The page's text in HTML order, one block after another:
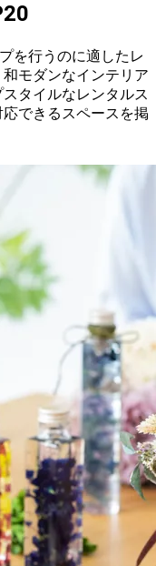
を行うのに適したレ
モダンなインテリア
タイルなレンタルス
できるスペースを掲